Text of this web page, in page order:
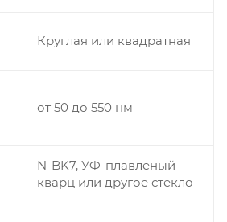
Круглая или квадратная
от 50 до 550 нм
N-BK7, УФ-плавленый
кварц или другое стекло